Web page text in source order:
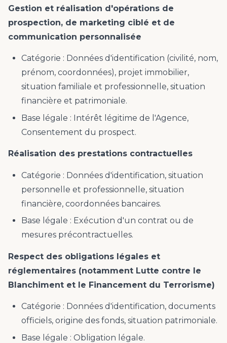
Gestion et réalisation d'opérations de
prospection, de marketing ciblé et de
communication personnalisée
Catégorie : Données d'identification (civilité, nom,
prénom, coordonnées), projet immobilier,
situation familiale et professionnelle, situation
financière et patrimoniale.
Base légale : Intérêt légitime de l'Agence,
Consentement du prospect.
Réalisation des prestations contractuelles
Catégorie : Données d'identification, situation
personnelle et professionnelle, situation
financière, coordonnées bancaires.
Base légale : Exécution d'un contrat ou de
mesures précontractuelles.
Respect des obligations légales et
réglementaires (notamment Lutte contre le
Blanchiment et le Financement du Terrorisme)
Catégorie : Données d'identification, documents
officiels, origine des fonds, situation patrimoniale.
Base légale : Obligation légale.